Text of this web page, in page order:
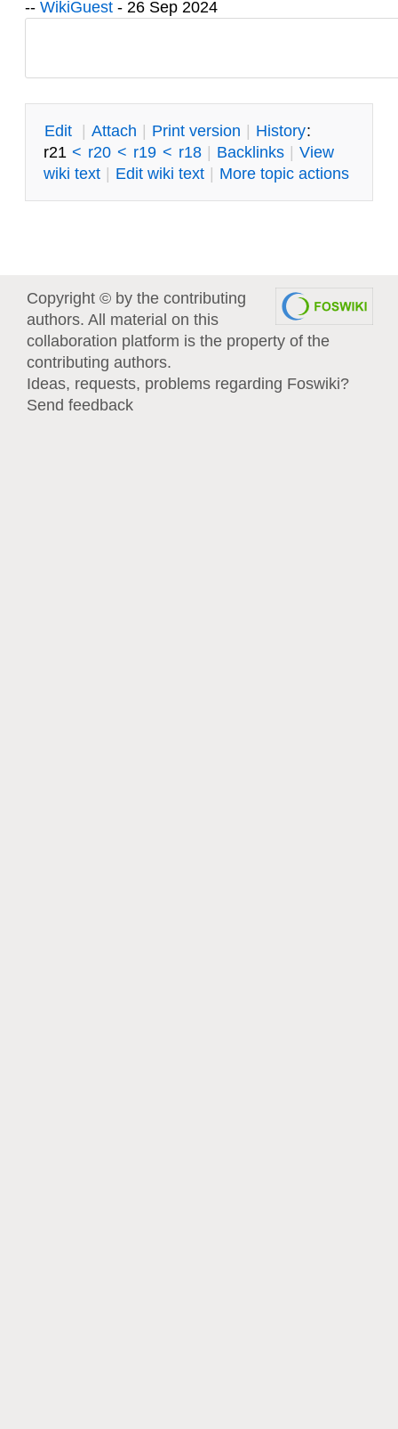
-- WikiGuest - 26 Sep 2024
Edit | Attach | Print version | History:
r21 < r20 < r19 < r18 | Backlinks | View
wiki text | Edit wiki text | More topic actions
Copyright © by the contributing
authors. All material on this
collaboration platform is the property of the
contributing authors.
Ideas, requests, problems regarding Foswiki?
Send feedback